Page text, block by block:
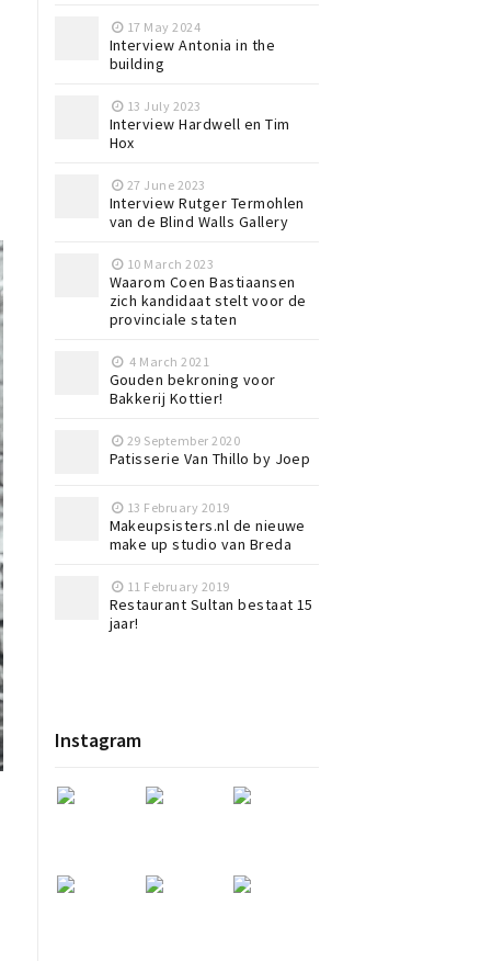
17 May 2024
Interview Antonia in the
building
13 July 2023
Interview Hardwell en Tim
Hox
27 June 2023
Interview Rutger Termohlen
van de Blind Walls Gallery
10 March 2023
Waarom Coen Bastiaansen
zich kandidaat stelt voor de
provinciale staten
4 March 2021
Gouden bekroning voor
Bakkerij Kottier!
29 September 2020
Patisserie Van Thillo by Joep
13 February 2019
Makeupsisters.nl de nieuwe
make up studio van Breda
11 February 2019
Restaurant Sultan bestaat 15
jaar!
Instagram